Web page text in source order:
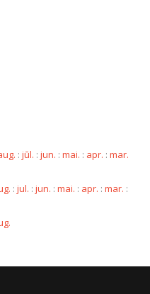
: jūl. : jun. : mai. : apr. : mar.
: jul. : jun. : mai. : apr. : mar. :